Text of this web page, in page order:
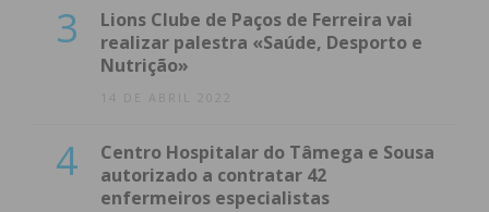
3
Lions Clube de Paços de Ferreira vai
realizar palestra «Saúde, Desporto e
Nutrição»
14 DE ABRIL 2022
4
Centro Hospitalar do Tâmega e Sousa
autorizado a contratar 42
enfermeiros especialistas